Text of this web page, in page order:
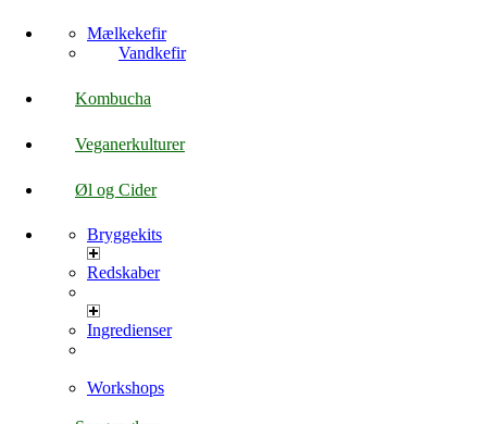
Mælkekefir
Vandkefir
Kombucha
Veganerkulturer
Øl og Cider
Bryggekits
Redskaber
Ingredienser
Workshops